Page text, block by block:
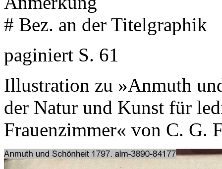
# Bez. an der Titelgraphik
paginiert S. 61
Illustration zu »Anmuth
der Natur und Kunst für
Frauenzimmer« von C. G.